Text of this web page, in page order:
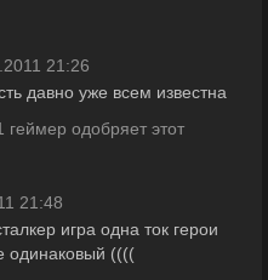
21:26
давно уже всем известна
геймер одобряет этот
21:48
игра одна ток герои
одинаковый ((((